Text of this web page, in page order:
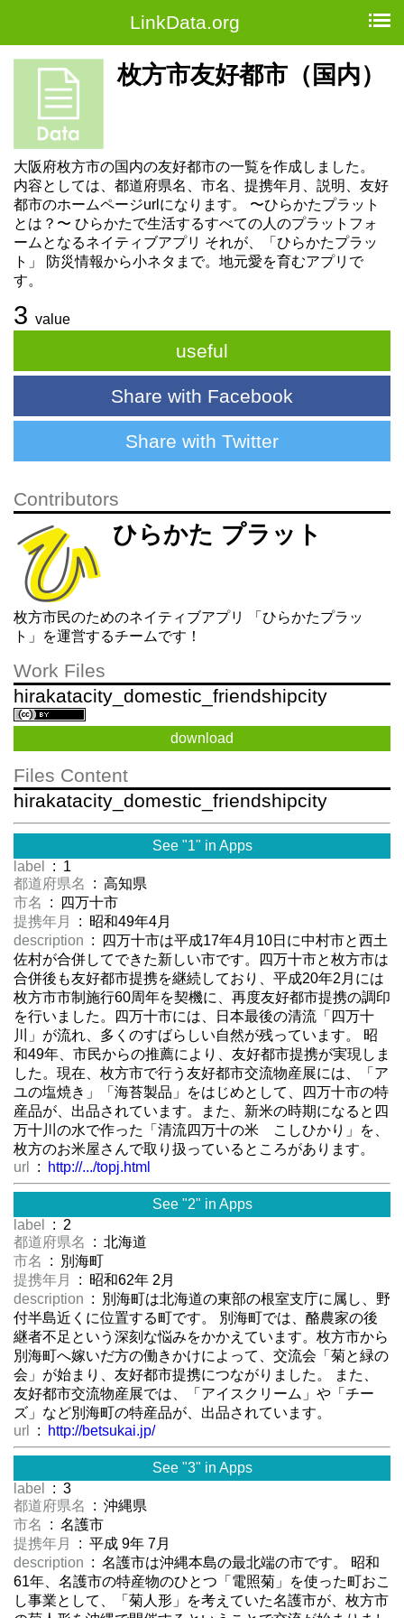
LinkData.org
枚方市友好都市（国内）
大阪府枚方市の国内の友好都市の一覧を作成しました。
内容としては、都道府県名、市名、提携年月、説明、友好
都市のホームページurlになります。 〜ひらかたプラット
とは？〜 ひらかたで生活するすべての人のプラットフォ
ームとなるネイティブアプリ それが、「ひらかたプラッ
ト」 防災情報から小ネタまで。地元愛を育むアプリで
す。
3 value
useful
Share with Facebook
Share with Twitter
Contributors
ひらかた プラット
枚方市民のためのネイティブアプリ 「ひらかたプラッ
ト」を運営するチームです！
Work Files
hirakatacity_domestic_friendshipcity
download
Files Content
hirakatacity_domestic_friendshipcity
See "1" in Apps
label
: 1
都道府県名
: 高知県
市名
: 四万十市
提携年月
: 昭和49年4月
description : 四万十市は平成17年4月10日に中村市と西土
佐村が合併してできた新しい市です。四万十市と枚方市は
合併後も友好都市提携を継続しており、平成20年2月には
枚方市市制施行60周年を契機に、再度友好都市提携の調印
を行いました。四万十市には、日本最後の清流「四万十
川」が流れ、多くのすばらしい自然が残っています。 昭
和49年、市民からの推薦により、友好都市提携が実現しま
した。現在、枚方市で行う友好都市交流物産展には、「ア
ユの塩焼き」「海苔製品」をはじめとして、四万十市の特
産品が、出品されています。また、新米の時期になると四
万十川の水で作った「清流四万十の米 こしひかり」を、
枚方のお米屋さんで取り扱っているところがあります。
url
: http://.../topj.html
See "2" in Apps
label
: 2
都道府県名
: 北海道
市名
: 別海町
提携年月
: 昭和62年 2月
description : 別海町は北海道の東部の根室支庁に属し、野
付半島近くに位置する町です。 別海町では、酪農家の後
継者不足という深刻な悩みをかかえています。枚方市から
別海町へ嫁いだ方の働きかけによって、交流会「菊と緑の
会」が始まり、友好都市提携につながりました。 また、
友好都市交流物産展では、「アイスクリーム」や「チー
ズ」など別海町の特産品が、出品されています。
url
: http://betsukai.jp/
See "3" in Apps
label
: 3
都道府県名
: 沖縄県
市名
: 名護市
提携年月
: 平成 9年 7月
description : 名護市は沖縄本島の最北端の市です。 昭和
61年、名護市の特産物のひとつ「電照菊」を使った町おこ
し事業として、「菊人形」を考えていた名護市が、枚方市